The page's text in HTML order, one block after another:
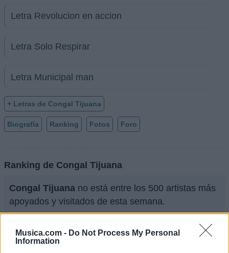
Musica.com - Do Not Process My Personal
Information
Letra Revolucion en accion
Letra Solo Respirar
Letra Municipal man
+ Letras de Congal Tijuana
Biografía Ranking Fotos Foro
Ranking de Congal Tijuana
Congal Tijuana no está entre los 500 artistas más
apoyados y visitados de esta semana.
3